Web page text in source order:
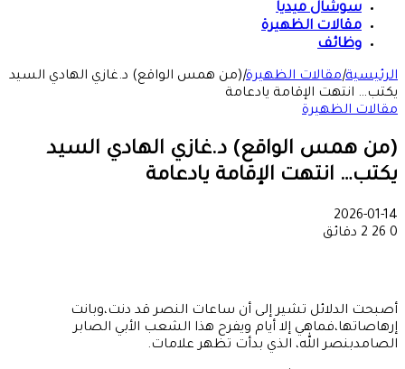
سوشال ميديا
مقالات الظهيرة
وظائف
الرئيسية|مقالات الظهيرة|(من همس الواقع) د.غازي الهادي السيد
يكتب… انتهت الإقامة يادعامة
مقالات الظهيرة
(من همس الواقع) د.غازي الهادي السيد
يكتب… انتهت الإقامة يادعامة
2026-01-14
0
2 دقائق
أصبحت الدلائل تشير إلى أن ساعات النصر قد دنت،وبانت
إرهاصاتها،فماهي إلا أيام ويفرح هذا الشعب الأبي الصابر
الصامدبنصر الله، الذي بدأت تظهر علامات.